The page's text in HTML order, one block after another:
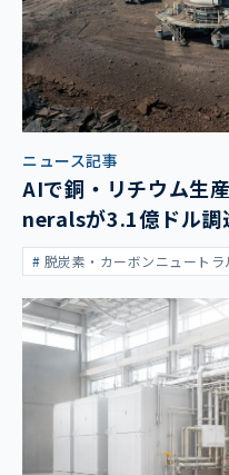
ニュース記事
AIで銅・リチウム生
neralsが3.1億ドル
脱炭素・カーボンニュートラ